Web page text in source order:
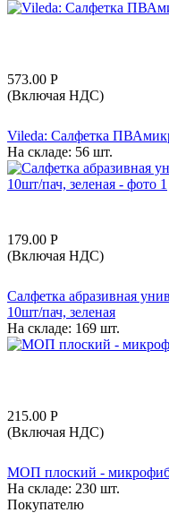
573.00 Р
(Включая НДС)
Vileda: Салфетка
На складе: 56 шт.
179.00 Р
(Включая НДС)
Салфетка абразивная
10шт/пач, зеленая
На складе: 169 шт.
215.00 Р
(Включая НДС)
МОП плоский -
На складе: 230 шт.
Покупателю